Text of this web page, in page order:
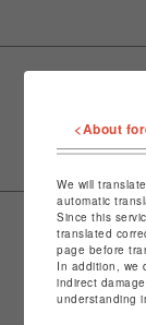
<About
We will
automatic
Since this
translated
page before
In addition, we
indirect
understanding